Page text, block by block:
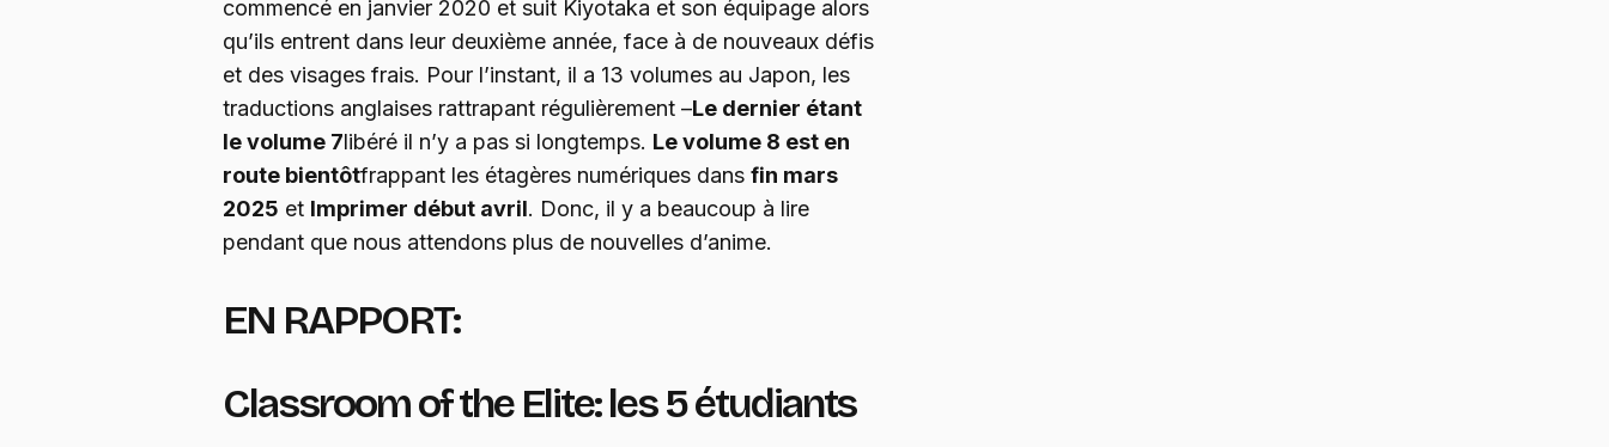
commencé en janvier 2020 et suit Kiyotaka et son équipage alors
qu’ils entrent dans leur deuxième année, face à de nouveaux défis
et des visages frais. Pour l’instant, il a 13 volumes au Japon, les
traductions anglaises rattrapant régulièrement –Le dernier étant
le volume 7libéré il n’y a pas si longtemps. Le volume 8 est en
route bientôtfrappant les étagères numériques dans fin mars
2025 et Imprimer début avril. Donc, il y a beaucoup à lire
pendant que nous attendons plus de nouvelles d’anime.
EN RAPPORT:
Classroom of the Elite: les 5 étudiants